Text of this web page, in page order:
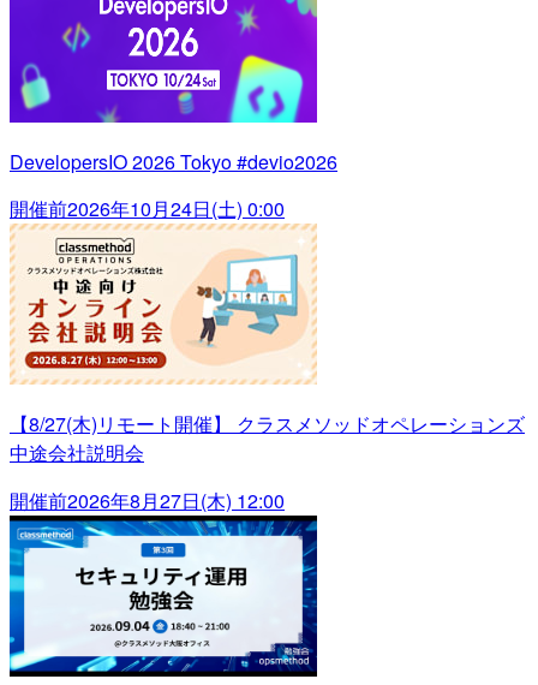
DevelopersIO 2026 Tokyo #devio2026
開催前2026年10月24日(土) 0:00
【8/27(木)リモート開催】 クラスメソッドオペレーションズ
中途会社説明会
開催前2026年8月27日(木) 12:00